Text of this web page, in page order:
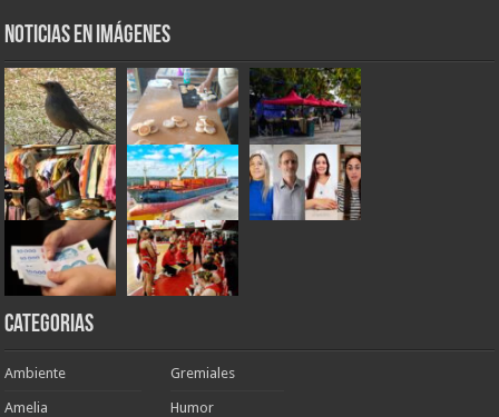
Noticias en Imágenes
Categorias
Ambiente
Amelia
Gremiales
Humor